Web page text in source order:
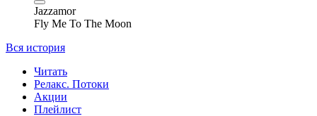
Jazzamor
Fly Me To The Moon
Вся история
Читать
Релакс. Потоки
Акции
Плейлист